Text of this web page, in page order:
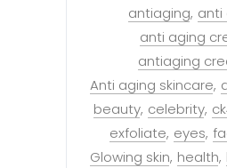
antiaging anti
anti aging
antiaging
Anti aging skincare
beauty celebrity
exfoliate eyes
Glowing skin health